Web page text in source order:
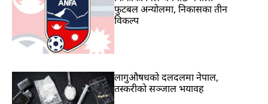
फुटबल अन्योलमा, निकासका तीन
विकल्प
लागुऔषधको दलदलमा नेपाल,
तस्करीको सञ्जाल भयावह